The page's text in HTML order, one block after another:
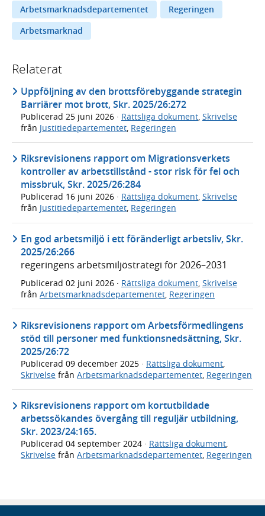
Arbetsmarknadsdepartementet
Regeringen
Arbetsmarknad
Relaterat
Uppföljning av den brottsförebyggande strategin
Barriärer mot brott, Skr. 2025/26:272
Publicerad 25 juni 2026 · Rättsliga dokument, Skrivelse
från Justitiedepartementet, Regeringen
Riksrevisionens rapport om Migrationsverkets
kontroller av arbetstillstånd - stor risk för fel och
missbruk, Skr. 2025/26:284
Publicerad 16 juni 2026 · Rättsliga dokument, Skrivelse
från Justitiedepartementet, Regeringen
En god arbetsmiljö i ett föränderligt arbetsliv, Skr.
2025/26:266
regeringens arbetsmiljöstrategi för 2026–2031
Publicerad 02 juni 2026 · Rättsliga dokument, Skrivelse
från Arbetsmarknadsdepartementet, Regeringen
Riksrevisionens rapport om Arbetsförmedlingens
stöd till personer med funktionsnedsättning, Skr.
2025/26:72
Publicerad 09 december 2025 · Rättsliga dokument
Skrivelse från Arbetsmarknadsdepartementet Regeringen
Riksrevisionens rapport om kortutbildade
arbetssökandes övergång till reguljär utbildning,
Skr. 2023/24:165.
Publicerad 04 september 2024 · Rättsliga dokument,
Skrivelse från Arbetsmarknadsdepartementet, Regeringen